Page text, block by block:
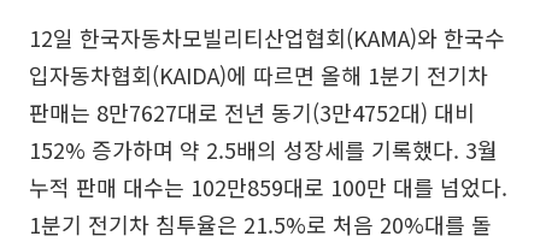
12일 한국자동차모빌리티산업협회(KAMA)와 한국수
입자동차협회(KAIDA)에 따르면 올해 1분기 전기차
판매는 8만7627대로 전년 동기(3만4752대) 대비
152% 증가하며 약 2.5배의 성장세를 기록했다. 3월
누적 판매 대수는 102만859대로 100만 대를 넘었다.
1분기 전기차 침투율은 21.5%로 처음 20%대를 돌